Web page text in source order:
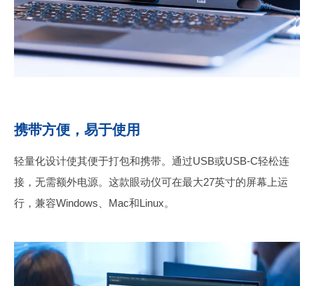
携带方便，易于使用
轻量化设计使其便于打包和携带。通过USB或USB-C轻松连
接，无需额外电源。这款眼动仪可在最大27英寸的屏幕上运
行，兼容Windows、Mac和Linux。